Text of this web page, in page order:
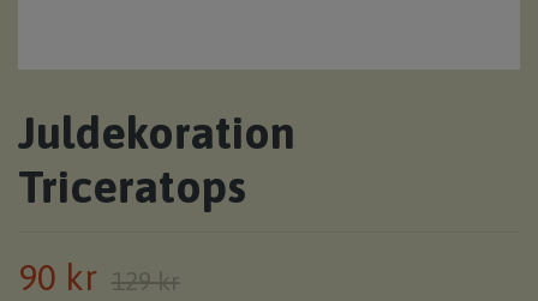
Juldekoration
Triceratops
90 kr 129 kr